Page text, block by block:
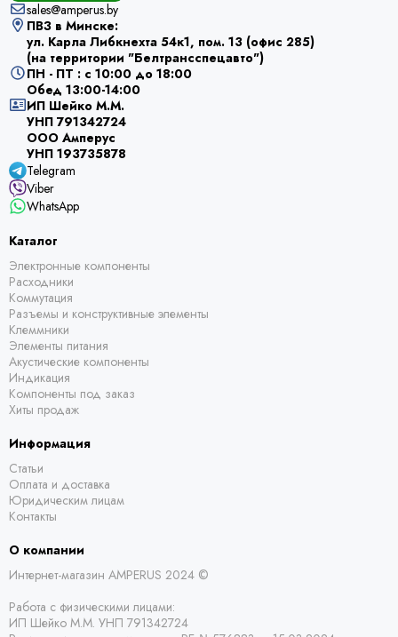
sales@amperus.by
ПВЗ в Минске:
ул. Карла Либкнехта 54к1, пом. 13 (офис 285)
(на территории "Белтрансспецавто")
ПН - ПТ : с 10:00 до 18:00
Обед 13:00-14:00
ИП Шейко М.М.
УНП 791342724
ООО Амперус
УНП 193735878
Telegram
Viber
WhatsApp
Каталог
Электронные компоненты
Расходники
Коммутация
Разъемы и конструктивные элементы
Клеммники
Элементы питания
Акустические компоненты
Индикация
Компоненты под заказ
Хиты продаж
Информация
Статьи
Оплата и доставка
Юридическим лицам
Контакты
О компании
Интернет-магазин AMPERUS 2024 ©
Работа с физическими лицами:
ИП Шейко М.М. УНП 791342724